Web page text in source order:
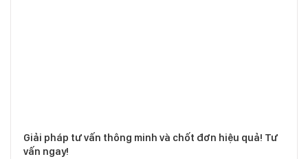
Giải pháp tư vấn thông minh và chốt đơn hiệu quả! Tư
vấn ngay!